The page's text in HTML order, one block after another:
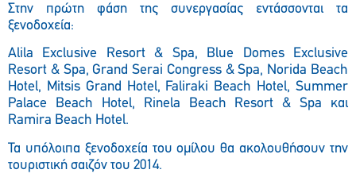
Στην πρώτη φάση της συνεργασίας εντάσσονται τα
ξενοδοχεία:
Alila Exclusive Resort & Spa, Blue Domes Exclusive
Resort & Spa, Grand Serai Congress & Spa, Norida Beach
Hotel, Mitsis Grand Hotel, Faliraki Beach Hotel, Summer
Palace Beach Hotel, Rinela Beach Resort & Spa και
Ramira Beach Hotel.
Τα υπόλοιπα ξενοδοχεία του ομίλου θα ακολουθήσουν την
τουριστική σαιζόν του 2014.